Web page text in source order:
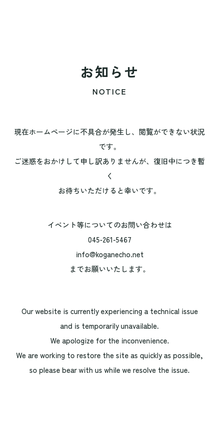
お知らせ
NOTICE
現在ホームページに不具合が発生し、閲覧ができない状況
です。
ご迷惑をおかけして申し訳ありませんが、復旧中につき暫
く
お待ちいただけると幸いです。
イベント等についてのお問い合わせは
045-261-5467
info@koganecho.net
までお願いいたします。
Our website is currently experiencing a technical issue
and is temporarily unavailable.
We apologize for the inconvenience.
We are working to restore the site as quickly as possible,
so please bear with us while we resolve the issue.